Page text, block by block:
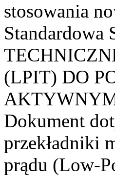
stosowania
(LPIT) DO
Dokument
przekładniki
prądu (Low-